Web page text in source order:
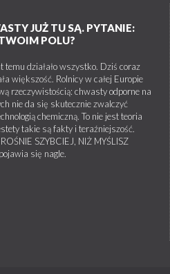
JUŻ TU SĄ. PYTANIE:
POLU?
temu działało wszystko. Dziś coraz
większość. Rolnicy w całej Europie
rzeczywistością: chwasty odporne na
nie da się skutecznie zwalczyć
chemiczną. To nie jest teoria
takie są fakty i teraźniejszość.
SZYBCIEJ, NIŻ MYŚLISZ
się nagle.